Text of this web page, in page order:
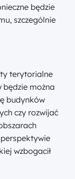
będzie
szczególnie
terytorialne
będzie można
budynków
czy rozwijać
wzbogacił